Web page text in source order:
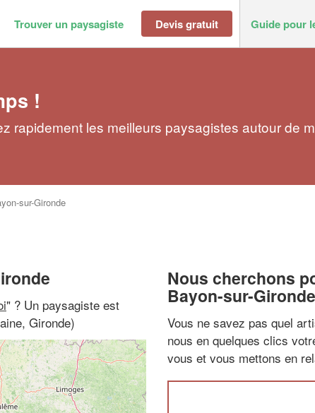
Trouver un paysagiste Devis gratuit Guide pour
!
rapidement les meilleurs paysagistes autour de
sur-Gironde
" ? Un paysagiste est
Gironde)
Nous cherchons
Bayon-sur-Gironde
Vous ne savez pas quel
nous en quelques clics
vous et vous mettons en